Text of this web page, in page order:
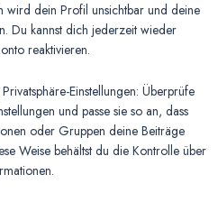
wird dein Profil unsichtbar und deine
Du kannst dich jederzeit wieder
reaktivieren.
Einstellungen: Überprüfe
und passe sie so an, dass
oder Gruppen deine Beiträge
Weise behältst du die Kontrolle über